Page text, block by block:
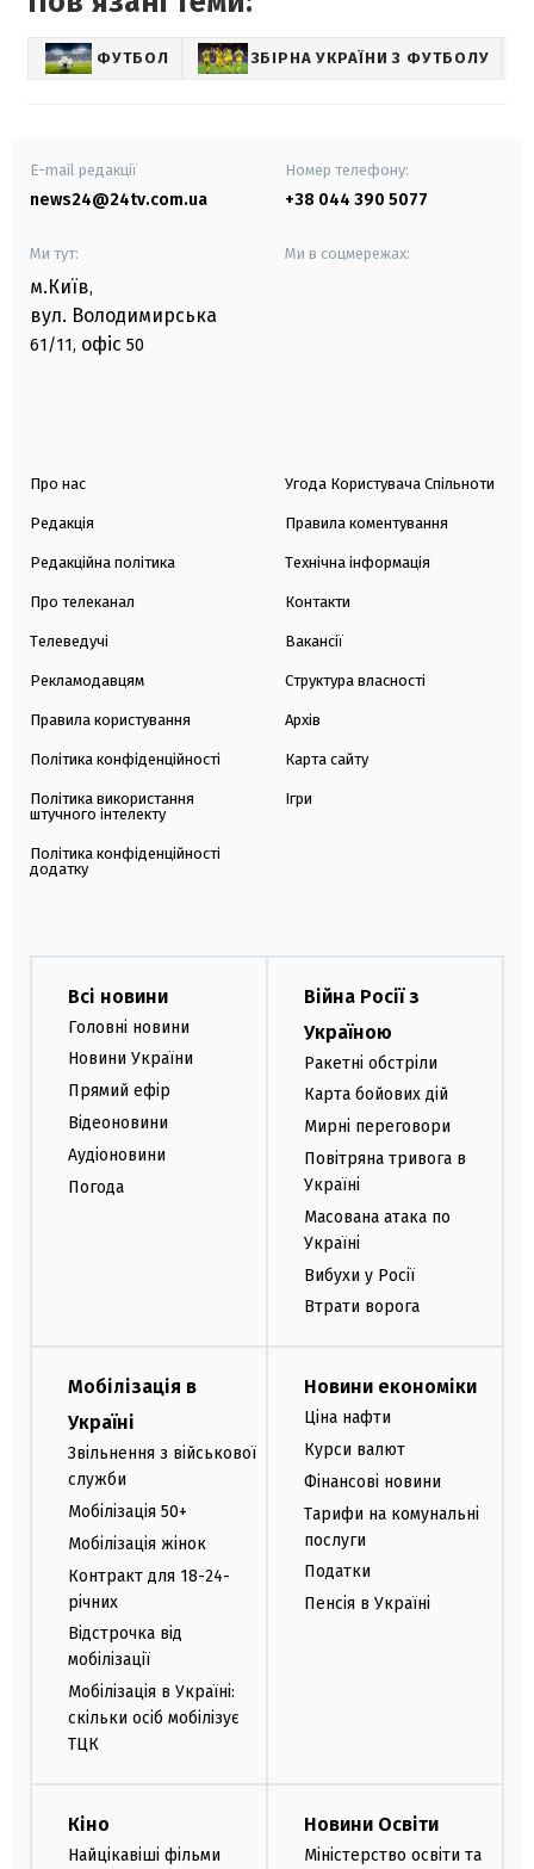
ФУТБОЛ ЗБІРНА УКРАЇНИ З ФУТБОЛУ
E-mail редакції
news24@24tv.com.ua
Номер телефону:
+38 044 390 5077
Ми тут:
м.Київ,
вул. Володимирська
61/11, офіс 50
Ми в соцмережах:
Про нас
Редакція
Редакційна політика
Про телеканал
Телеведучі
Рекламодавцям
Правила користування
Політика конфіденційності
Політика використання
штучного інтелекту
Політика конфіденційності
додатку
Угода Користувача Спільноти
Правила коментування
Технічна інформація
Контакти
Вакансії
Структура власності
Архів
Карта сайту
Ігри
Всі новини
Головні новини
Новини України
Прямий ефір
Відеоновини
Аудіоновини
Погода
Війна Росії з
Україною
Ракетні обстріли
Карта бойових дій
Мирні переговори
Повітряна тривога в
Україні
Масована атака по
Україні
Вибухи у Росії
Втрати ворога
Мобілізація в
Україні
Звільнення з військової
служби
Мобілізація 50+
Мобілізація жінок
Контракт для 18-24-
річних
Відстрочка від
мобілізації
Мобілізація в Україні:
скільки осіб мобілізує
ТЦК
Новини економіки
Ціна нафти
Курси валют
Фінансові новини
Тарифи на комунальні
послуги
Податки
Пенсія в Україні
Кіно
Найцікавіші фільми
Новини Освіти
Міністерство освіти та